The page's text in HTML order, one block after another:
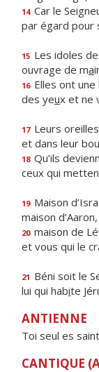
14 Car le
par égard pour
15 Les idoles
ouvrage de ma
16 Elles ont une
des yeux et ne
17 Leurs
et dans leur
18 Qu’ils
ceux qui
19 Maison
maison
20 maison de
et vous qui le
21 Béni soit le
lui qui habite
ANTIENNE
Toi seul es
CANTIQUE